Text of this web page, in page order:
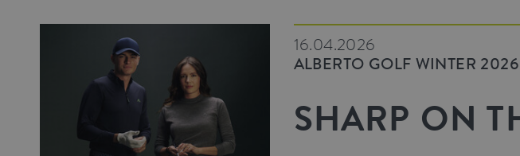
16.04.2026
ALBERTO GOLF WINTER 2026
SHARP ON